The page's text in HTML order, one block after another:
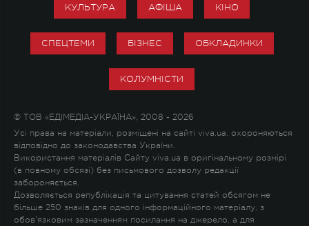
КУЛЬТУРА АФІША КІНО
СПЕЦТЕМИ БІЗНЕС ОБКЛАДИНКИ
КОЛУМНІСТИ
© ТОВ «ЕДІМЕДІА-УКРАЇНА», 2008 - 2026
Усі права на матеріали, розміщені на сайті viva.ua, охороняються
відповідно до законодавства України.
Використання матеріалів Сайту viva.ua в оригінальному розмірі
(в повному обсязі) без письмового дозволу редакції
забороняється.
Дозволяється републікація та цитування статей обсягом не
більше 250 знаків для одного інформаційного матеріалу, з
обов'язковим зазначенням посилання на джерело, а для